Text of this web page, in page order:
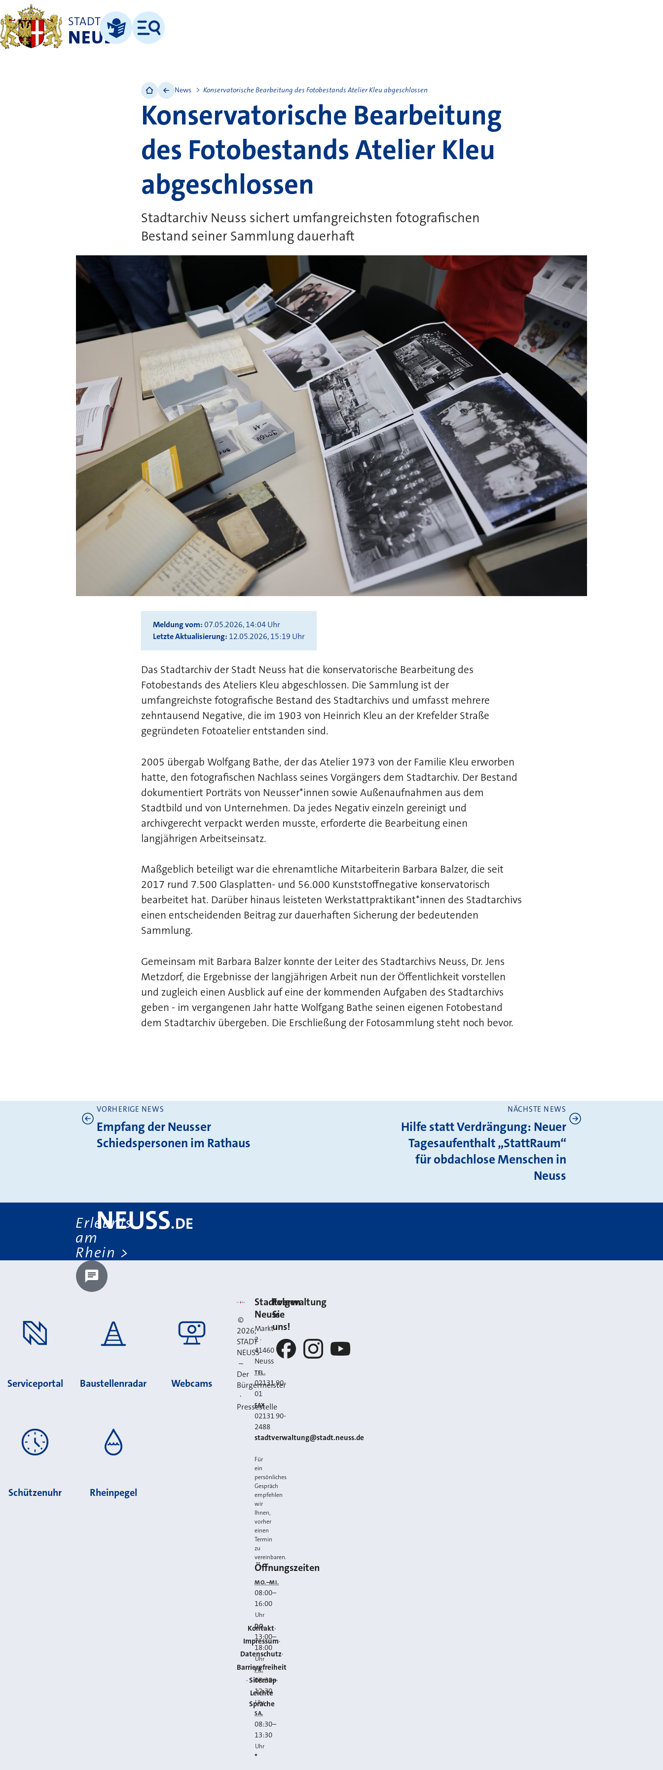
STADT
NEUSSLeichte Sprache
Menü
News Konservatorische Bearbeitung des Fotobestands Atelier Kleu abgeschlossen
Konservatorische Bearbeitung
des Fotobestands Atelier Kleu
abgeschlossen
Stadtarchiv Neuss sichert umfangreichsten fotografischen
Bestand seiner Sammlung dauerhaft
Meldung vom 07.05.2026, 14:04 Uhr
Letzte Aktualisierung 12.05.2026, 15:19 Uhr
Das Stadtarchiv der Stadt Neuss hat die konservatorische Bearbeitung des
Fotobestands des Ateliers Kleu abgeschlossen. Die Sammlung ist der
umfangreichste fotografische Bestand des Stadtarchivs und umfasst mehrere
zehntausend Negative, die im 1903 von Heinrich Kleu an der Krefelder Straße
gegründeten Fotoatelier entstanden sind.
2005 übergab Wolfgang Bathe, der das Atelier 1973 von der Familie Kleu erworben
hatte, den fotografischen Nachlass seines Vorgängers dem Stadtarchiv. Der Bestand
dokumentiert Porträts von Neusser*innen sowie Außenaufnahmen aus dem
Stadtbild und von Unternehmen. Da jedes Negativ einzeln gereinigt und
archivgerecht verpackt werden musste, erforderte die Bearbeitung einen
langjährigen Arbeitseinsatz.
Maßgeblich beteiligt war die ehrenamtliche Mitarbeiterin Barbara Balzer, die seit
2017 rund 7.500 Glasplatten- und 56.000 Kunststoffnegative konservatorisch
bearbeitet hat. Darüber hinaus leisteten Werkstattpraktikant*innen des Stadtarchivs
einen entscheidenden Beitrag zur dauerhaften Sicherung der bedeutenden
Sammlung.
Gemeinsam mit Barbara Balzer konnte der Leiter des Stadtarchivs Neuss, Dr. Jens
Metzdorf, die Ergebnisse der langjährigen Arbeit nun der Öffentlichkeit vorstellen
und zugleich einen Ausblick auf eine der kommenden Aufgaben des Stadtarchivs
geben - im vergangenen Jahr hatte Wolfgang Bathe seinen eigenen Fotobestand
dem Stadtarchiv übergeben. Die Erschließung der Fotosammlung steht noch bevor.
Weitere News
VORHERIGE NEWS
Empfang der Neusser
Schiedspersonen im Rathaus
NÄCHSTE NEWS
Hilfe statt Verdrängung: Neuer
Tagesaufenthalt „StattRaum“
für obdachlose Menschen in
Neuss
Erlebnis
am
Rhein
NEUSS.DE
Chatbot laden?
Serviceportal Baustellenradar Webcams
Schützenuhr Rheinpegel
Stadt Neuss
©
2026,
STADT
NEUSS
–
Der
Bürgermeister
·
Pressestelle
Kontakt
Impressum
Datenschutz
Barrierefreiheit
Sitemap
Leichte
Sprache
Kontakt
Stadtverwaltung
Neuss
Markt
2 ·
41460
Neuss
TEL.
02131 90-
01
FAX
02131 90-
2488
E-MAIL
stadtverwaltung@stadt.neuss.de
Für
ein
persönliches
Gespräch
empfehlen
wir
Ihnen,
vorher
einen
Termin
zu
vereinbaren.
Öffnungszeiten
MO.–MI.
08:00–
16:00
Uhr
DO.
13:00–
18:00
Uhr
FR.
08:30–
12:30
Uhr
SA.
08:30–
13:30
Uhr
*
Folgen
Sie
uns!